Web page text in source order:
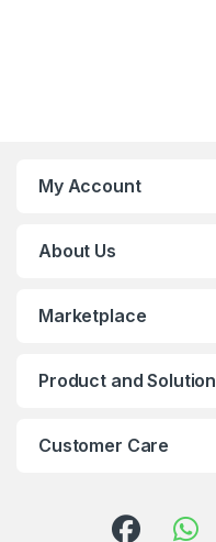
My Account
About Us
Marketplace
Product and Solution
Customer Care